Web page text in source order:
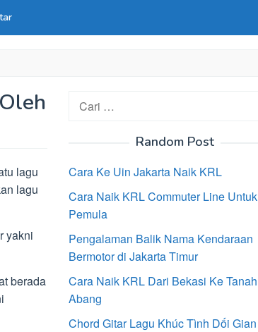
lagu
lagu
yakni
berada
Cari
Random Post
Cara Ke Uin Jakarta Naik KRL
Cara Naik KRL Commuter Line Untuk
Pemula
Pengalaman Balik Nama Kendaraan
Bermotor di Jakarta Timur
Cara Naik KRL Dari Bekasi Ke Tanah
Abang
Chord Gitar Lagu Khúc Tình Dối Gian